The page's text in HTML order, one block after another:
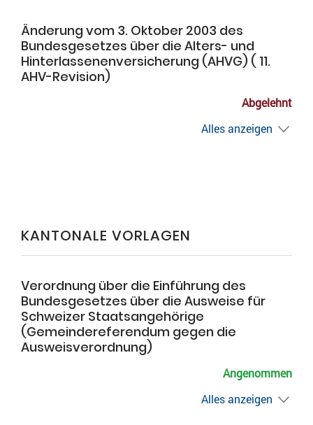
Änderung vom 3. Oktober 2003 des
Bundesgesetzes über die Alters- und
Hinterlassenenversicherung (AHVG) ( 11.
AHV-Revision)
Abgelehnt
Alles anzeigen
KANTONALE VORLAGEN
Verordnung über die Einführung des
Bundesgesetzes über die Ausweise für
Schweizer Staatsangehörige
(Gemeindereferendum gegen die
Ausweisverordnung)
Angenommen
Alles anzeigen